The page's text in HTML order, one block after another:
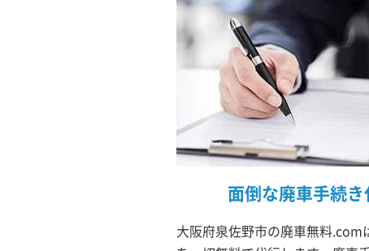
面倒な廃車手続
大阪府泉佐野市の廃車無料.com